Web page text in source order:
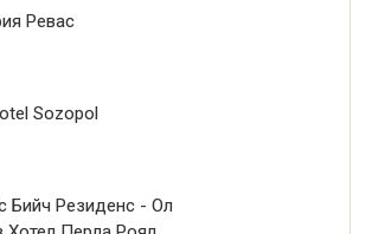
Ревас
Sozopol
Бийч Резиденс - Ол